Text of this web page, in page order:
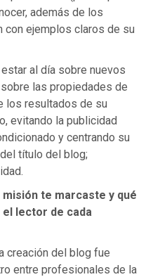
además de los
con ejemplos claros de su
al día sobre nuevos
las propiedades de
los resultados de su
evitando la publicidad
y centrando su
título del blog;
te marcaste y qué
lector de cada
creación del blog fue
entre profesionales de la